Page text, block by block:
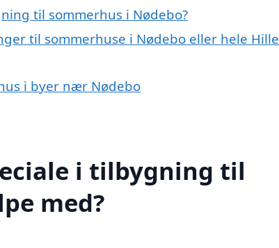
til sommerhus i Nødebo?
til sommerhuse i Nødebo eller hele
i byer nær Nødebo
i tilbygning til
med?